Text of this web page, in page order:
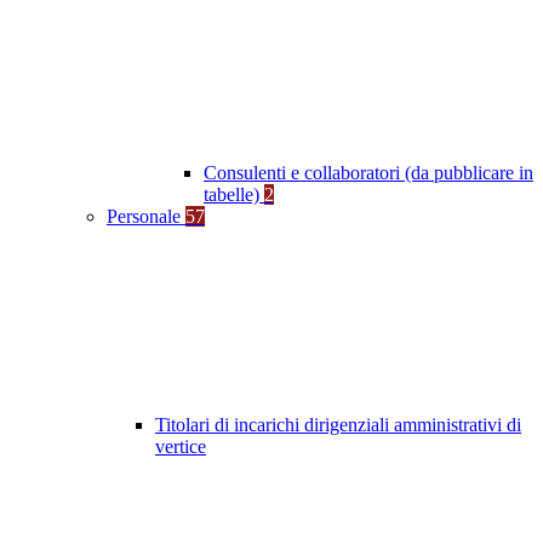
Consulenti e collaboratori (da pubblicare in
tabelle) 2
Personale 57
Titolari di incarichi dirigenziali amministrativi di
vertice